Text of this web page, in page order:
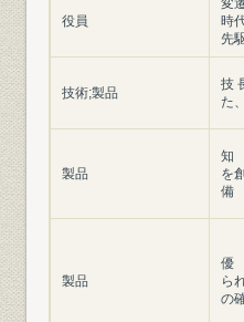
役員
変
時
先
技術;製品
技
た
製品
知
を
備
製品
優
ら
の